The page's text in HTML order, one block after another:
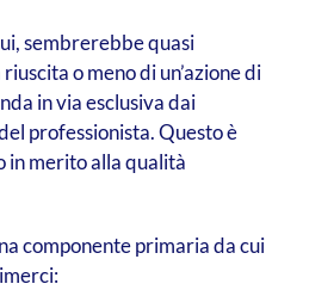
sembrerebbe quasi
o meno di un’azione di
in via esclusiva dai
professionista. Questo è
in merito alla qualità
componente primaria da cui